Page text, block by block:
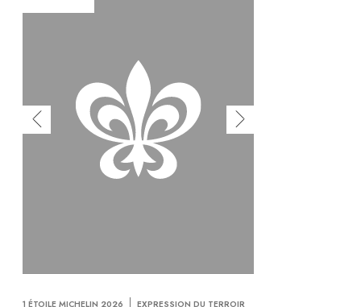
1 ÉTOILE MICHELIN 2026 EXPRESSION DU TERROIR